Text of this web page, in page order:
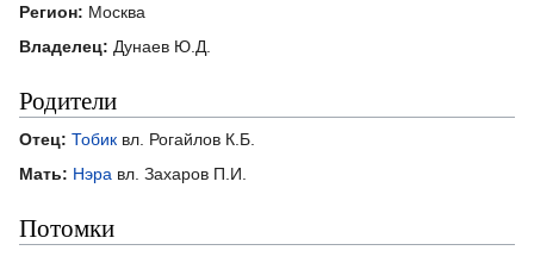
Регион: Москва
Владелец: Дунаев Ю.Д.
Родители
Отец: Тобик вл. Рогайлов К.Б.
Мать: Нэра вл. Захаров П.И.
Потомки